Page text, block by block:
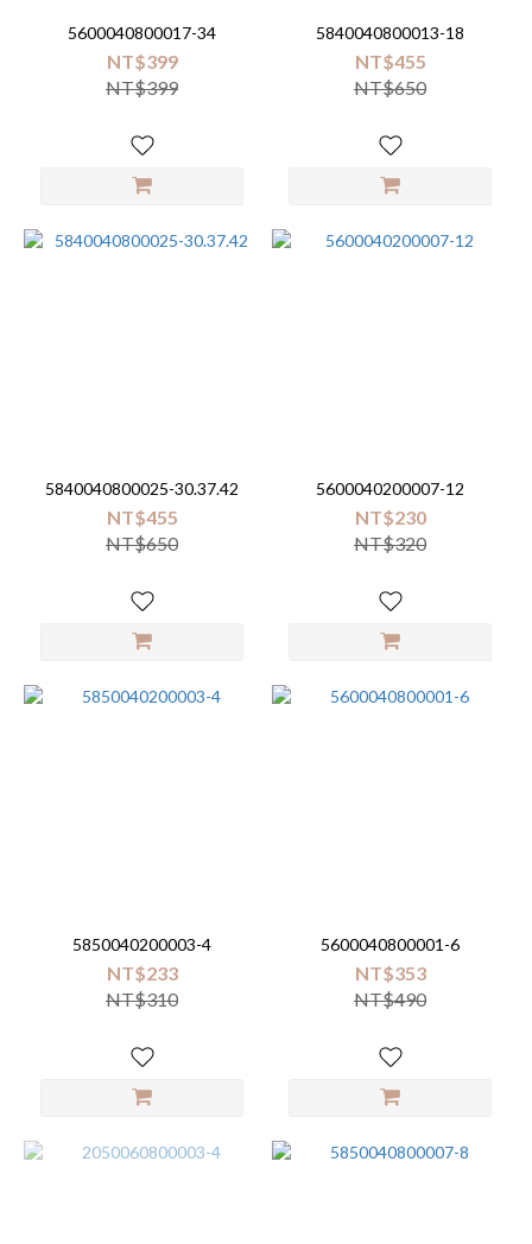
5600040800017-34
NT$399
NT$399
5840040800013-18
NT$455
NT$650
5840040800025-30.37.42
NT$455
NT$650
5600040200007-12
NT$230
NT$320
5850040200003-4
NT$233
NT$310
5600040800001-6
NT$353
NT$490